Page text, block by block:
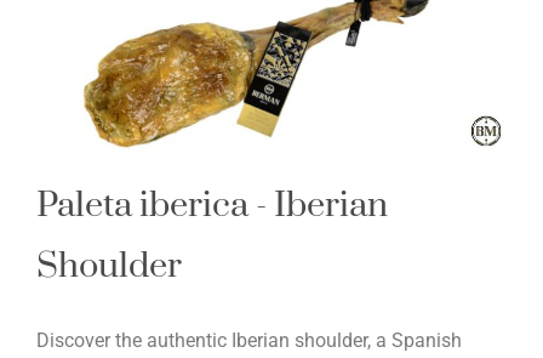
Paleta iberica - Iberian
Shoulder
Discover the authentic Iberian shoulder, a Spanish